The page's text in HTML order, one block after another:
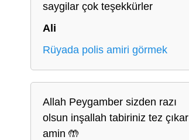
saygilar çok teşekkürler
Ali
Rüyada polis amiri görmek
Allah Peygamber sizden razı
olsun inşallah tabiriniz tez çıkar
amin 🤲